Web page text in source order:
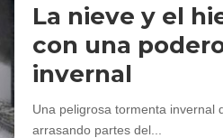
La nieve y el
con una
invernal
Una peligrosa tormenta invernal
arrasando partes del...